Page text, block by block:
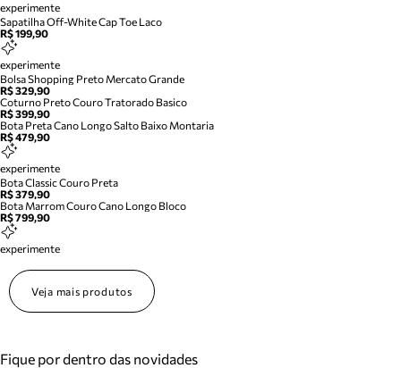
experimente
Sapatilha Off-White Cap Toe Laco
R$ 199,90
experimente
Bolsa Shopping Preto Mercato Grande
R$ 329,90
Coturno Preto Couro Tratorado Basico
R$ 399,90
Bota Preta Cano Longo Salto Baixo Montaria
R$ 479,90
experimente
Bota Classic Couro Preta
R$ 379,90
Bota Marrom Couro Cano Longo Bloco
R$ 799,90
experimente
Veja mais produtos
Fique por dentro das novidades